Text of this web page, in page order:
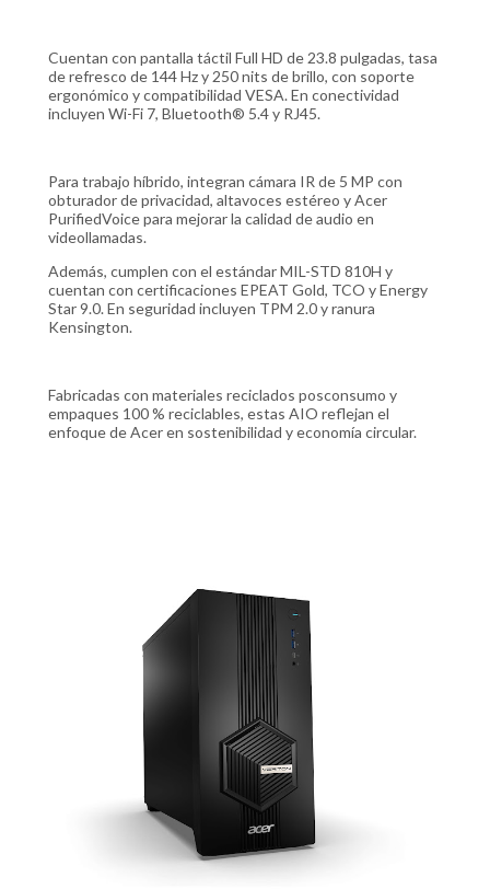
Cuentan con pantalla táctil Full HD de 23.8 pulgadas, tasa
de refresco de 144 Hz y 250 nits de brillo, con soporte
ergonómico y compatibilidad VESA. En conectividad
incluyen Wi-Fi 7, Bluetooth® 5.4 y RJ45.
Para trabajo híbrido, integran cámara IR de 5 MP con
obturador de privacidad, altavoces estéreo y Acer
PurifiedVoice para mejorar la calidad de audio en
videollamadas.
Además, cumplen con el estándar MIL-STD 810H y
cuentan con certificaciones EPEAT Gold, TCO y Energy
Star 9.0. En seguridad incluyen TPM 2.0 y ranura
Kensington.
Fabricadas con materiales reciclados posconsumo y
empaques 100 % reciclables, estas AIO reflejan el
enfoque de Acer en sostenibilidad y economía circular.